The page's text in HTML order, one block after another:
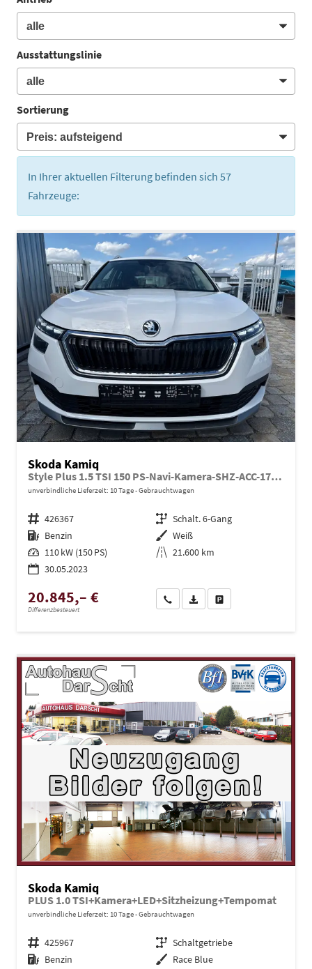
Ausstattungslinie
Sortierung
In Ihrer aktuellen Filterung befinden sich 57
Fahrzeuge:
Skoda Kamiq
Style Plus 1.5 TSI 150 PS-Navi-Kamera-SHZ-ACC-17"Alu-Sofort
unverbindliche Lieferzeit: 10 Tage Gebrauchtwagen
Fahrzeugnr. 426367 Getriebe Schalt. 6-Gang
Kraftstoff Benzin Außenfarbe Weiß
Leistung 110 kW (150 PS) Kilometerstand 21.600 km
30.05.2023
20.845,– €
Differenzbesteuert
Wir rufen Sie anPDF-Datei, Fahrzeugexposé
Skoda Kamiq
PLUS 1.0 TSI+Kamera+LED+Sitzheizung+Tempomat
unverbindliche Lieferzeit: 10 Tage Gebrauchtwagen
Fahrzeugnr. 425967 Getriebe Schaltgetriebe
Kraftstoff Benzin Außenfarbe Race Blue